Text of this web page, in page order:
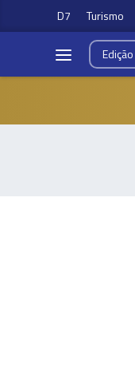
D7 Turismo
Edição